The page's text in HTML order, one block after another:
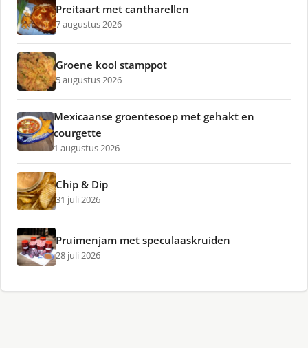
Preitaart met cantharellen
7 augustus 2026
Groene kool stamppot
5 augustus 2026
Mexicaanse groentesoep met gehakt en
courgette
1 augustus 2026
Chip & Dip
31 juli 2026
Pruimenjam met speculaaskruiden
28 juli 2026